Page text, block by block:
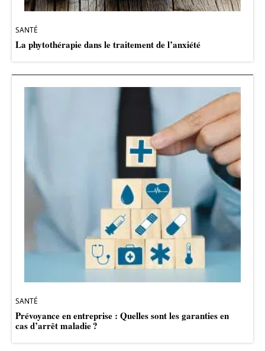
SANTÉ
La phytothérapie dans le traitement de l’anxiété
SANTÉ
Prévoyance en entreprise : Quelles sont les garanties en
cas d’arrêt maladie ?